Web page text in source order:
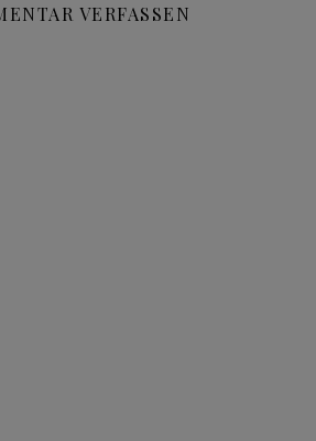
VERFASSEN